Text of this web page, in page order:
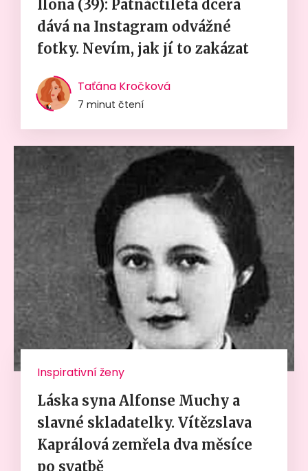
Ilona (39): Patnáctiletá dcera
dává na Instagram odvážné
fotky. Nevím, jak jí to zakázat
Taťána Kročková
7 minut čtení
Inspirativní ženy
Láska syna Alfonse Muchy a
slavné skladatelky. Vítězslava
Kaprálová zemřela dva měsíce
po svatbě